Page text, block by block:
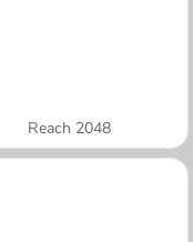
Reach 2048